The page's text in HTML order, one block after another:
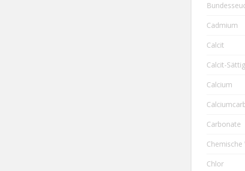
Cadmium
Calcit
Calcit-
Calcium
Carbonate
Chlor